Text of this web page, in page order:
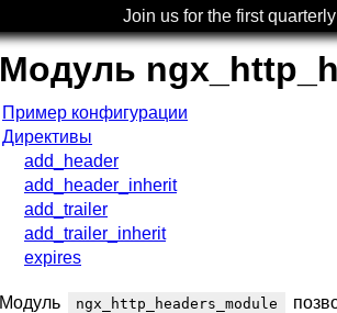
Join us for the first quarterly
Модуль
Пример конфигурации
Директивы
add_header
add_header_inherit
add_trailer
add_trailer_inherit
expires
Модуль ngx_http_headers_module